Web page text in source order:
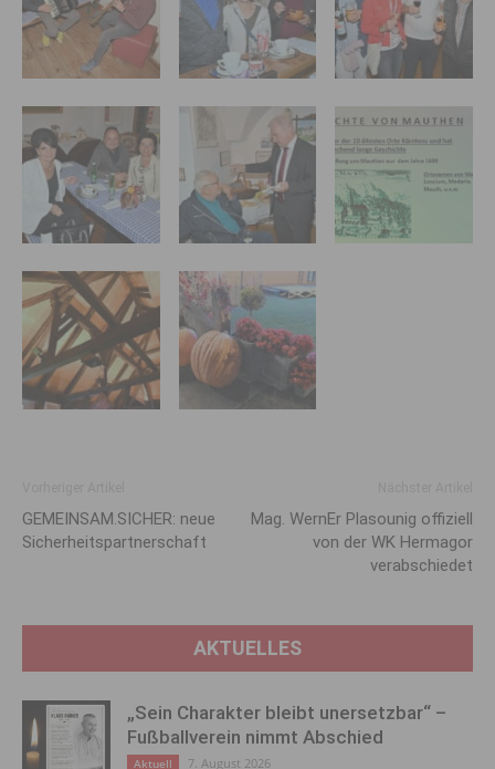
GEMEINSAM.SICHER: neue
Sicherheitspartnerschaft
Mag. WernEr Plasounig offiziell
von der WK Hermagor
verabschiedet
AKTUELLES
„Sein Charakter bleibt unersetzbar“ –
Fußballverein nimmt Abschied
Aktuell 7. August 2026